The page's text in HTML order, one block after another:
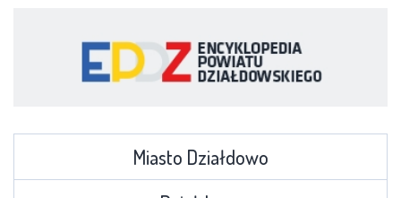
Miasto Działdowo